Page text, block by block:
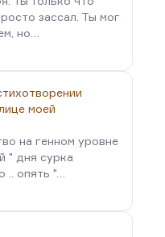
зассал. Ты мог
но…
моей
на генном уровне
" дня сурка
.. опять "…